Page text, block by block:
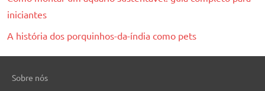
iniciantes
A história dos porquinhos-da-índia como pets
Sobre nós